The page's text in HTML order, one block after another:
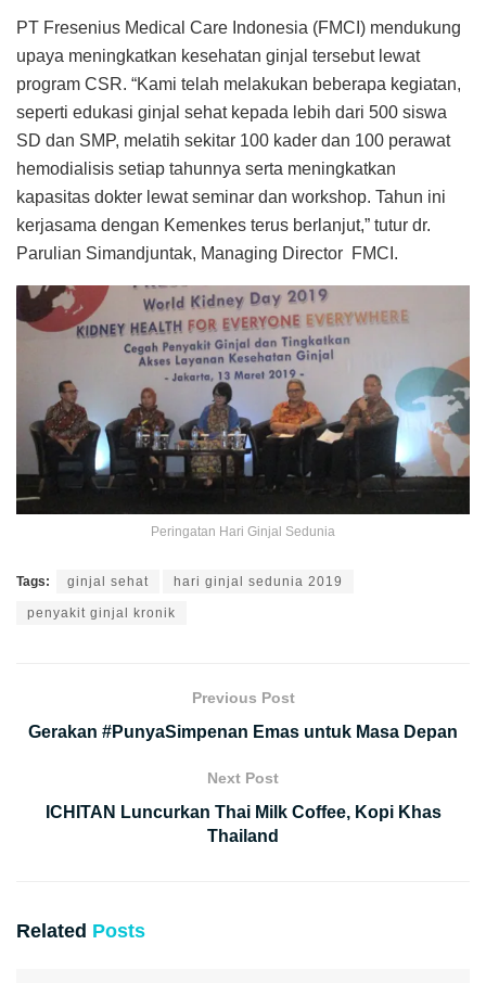
PT Fresenius Medical Care Indonesia (FMCI) mendukung
upaya meningkatkan kesehatan ginjal tersebut lewat
program CSR. “Kami telah melakukan beberapa kegiatan,
seperti edukasi ginjal sehat kepada lebih dari 500 siswa
SD dan SMP, melatih sekitar 100 kader dan 100 perawat
hemodialisis setiap tahunnya serta meningkatkan
kapasitas dokter lewat seminar dan workshop. Tahun ini
kerjasama dengan Kemenkes terus berlanjut,” tutur dr.
Parulian Simandjuntak, Managing Director FMCI.
Peringatan Hari Ginjal Sedunia
Tags: ginjal sehat hari ginjal sedunia 2019
penyakit ginjal kronik
Previous Post
Gerakan #PunyaSimpenan Emas untuk Masa Depan
Next Post
ICHITAN Luncurkan Thai Milk Coffee, Kopi Khas
Thailand
Related Posts